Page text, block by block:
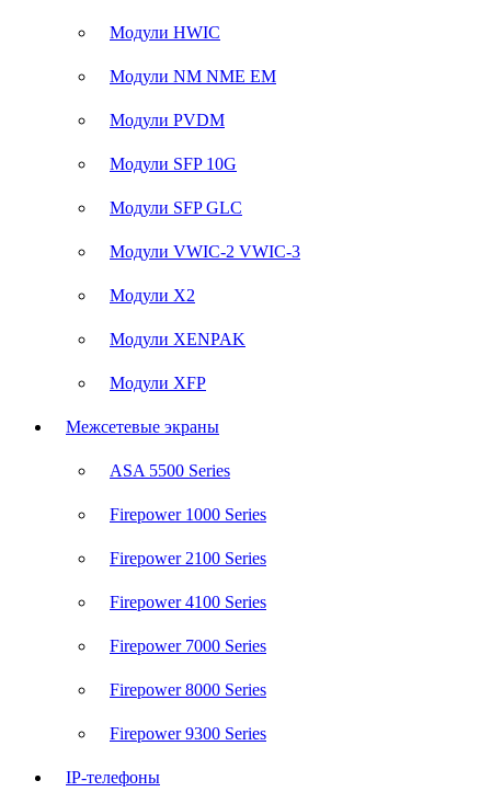
Модули HWIC
Модули NM NME EM
Модули PVDM
Модули SFP 10G
Модули SFP GLC
Модули VWIC-2 VWIC-3
Модули X2
Модули XENPAK
Модули XFP
Межсетевые экраны
ASA 5500 Series
Firepower 1000 Series
Firepower 2100 Series
Firepower 4100 Series
Firepower 7000 Series
Firepower 8000 Series
Firepower 9300 Series
IP-телефоны